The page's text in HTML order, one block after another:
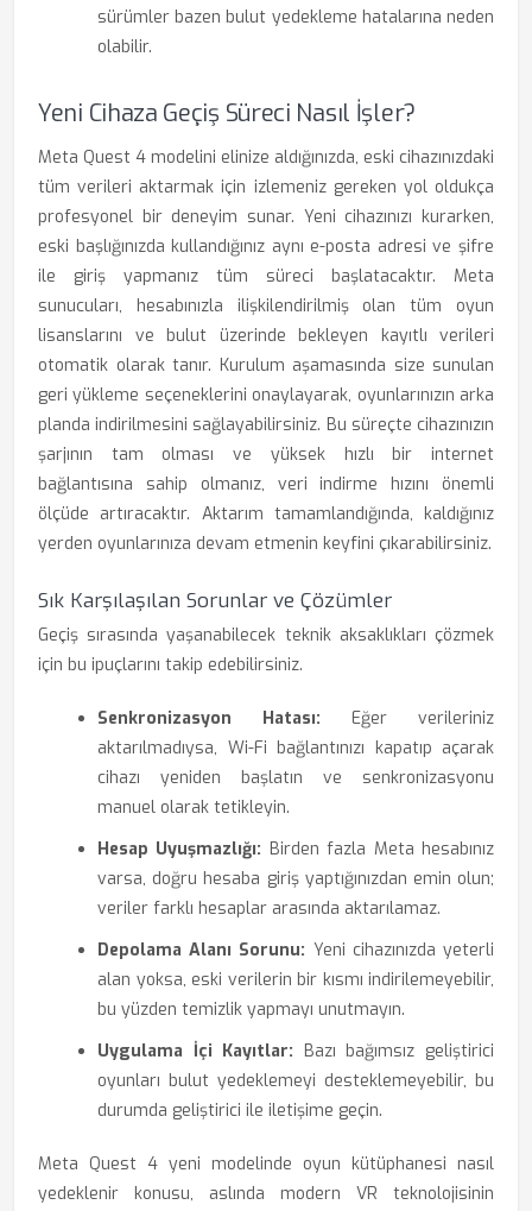
sürümler bazen bulut yedekleme hatalarına neden
olabilir.
Yeni Cihaza Geçiş Süreci Nasıl İşler?
Meta Quest 4 modelini elinize aldığınızda, eski cihazınızdaki
tüm verileri aktarmak için izlemeniz gereken yol oldukça
profesyonel bir deneyim sunar. Yeni cihazınızı kurarken,
eski başlığınızda kullandığınız aynı e-posta adresi ve şifre
ile giriş yapmanız tüm süreci başlatacaktır. Meta
sunucuları, hesabınızla ilişkilendirilmiş olan tüm oyun
lisanslarını ve bulut üzerinde bekleyen kayıtlı verileri
otomatik olarak tanır. Kurulum aşamasında size sunulan
geri yükleme seçeneklerini onaylayarak, oyunlarınızın arka
planda indirilmesini sağlayabilirsiniz. Bu süreçte cihazınızın
şarjının tam olması ve yüksek hızlı bir internet
bağlantısına sahip olmanız, veri indirme hızını önemli
ölçüde artıracaktır. Aktarım tamamlandığında, kaldığınız
yerden oyunlarınıza devam etmenin keyfini çıkarabilirsiniz.
Sık Karşılaşılan Sorunlar ve Çözümler
Geçiş sırasında yaşanabilecek teknik aksaklıkları çözmek
için bu ipuçlarını takip edebilirsiniz.
Senkronizasyon Hatası: Eğer verileriniz
aktarılmadıysa, Wi-Fi bağlantınızı kapatıp açarak
cihazı yeniden başlatın ve senkronizasyonu
manuel olarak tetikleyin.
Hesap Uyuşmazlığı: Birden fazla Meta hesabınız
varsa, doğru hesaba giriş yaptığınızdan emin olun;
veriler farklı hesaplar arasında aktarılamaz.
Depolama Alanı Sorunu: Yeni cihazınızda yeterli
alan yoksa, eski verilerin bir kısmı indirilemeyebilir,
bu yüzden temizlik yapmayı unutmayın.
Uygulama İçi Kayıtlar: Bazı bağımsız geliştirici
oyunları bulut yedeklemeyi desteklemeyebilir, bu
durumda geliştirici ile iletişime geçin.
Meta Quest 4 yeni modelinde oyun kütüphanesi nasıl
yedeklenir konusu, aslında modern VR teknolojisinin